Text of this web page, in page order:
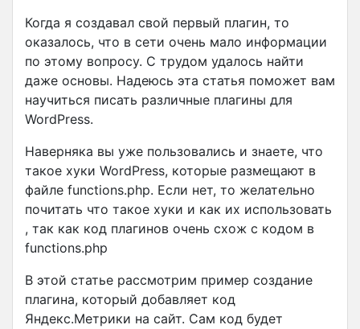
Когда я создавал свой первый плагин, то
оказалось, что в сети очень мало информации
по этому вопросу. С трудом удалось найти
даже основы. Надеюсь эта статья поможет вам
научиться писать различные плагины для
WordPress.
Наверняка вы уже пользовались и знаете, что
такое хуки WordPress, которые размещают в
файле functions.php. Если нет, то желательно
почитать что такое хуки и как их использовать
, так как код плагинов очень схож с кодом в
functions.php
В этой статье рассмотрим пример создание
плагина, который добавляет код
Яндекс.Метрики на сайт. Сам код будет